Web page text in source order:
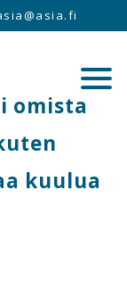
omista
kuulua